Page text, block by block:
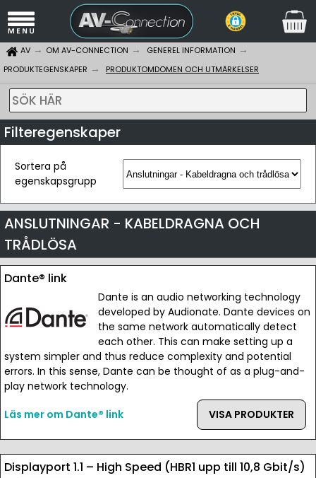
AV OM AV-CONNECTION
GENEREL INFORMATION
PRODUKTEGENSKAPER
PRODUKTOMDÖMEN OCH UTMÄRKELSER
SÖK HÄR
Filteregenskaper
Sortera på
egenskapsgrupp
ANSLUTNINGAR - KABELDRAGNA OCH
TRÅDLÖSA
Dante® link
Dante is an audio networking technology
developed by Audionate. Dante devices on
the same network automatically detect
each other. This can make setting up a
system simpler and thus reduce complexity and potential
errors. In this sense, Dante can be thought of as a plug-and-
play network technology.
Läs mer om Dante® link
VISA PRODUKTER
Displayport 1.1 – High Speed (HBR1 upp till 10,8 Gbit/s)